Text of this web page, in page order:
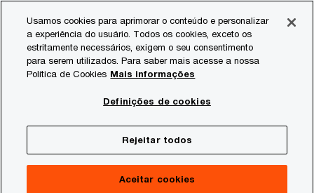
content
footer
Consultoria Tributária
Abordagem holística de gestão de riscos para
extrair valor
Usamos cookies para aprimorar o conteúdo e personalizar
a experiência do usuário. Todos os cookies, exceto os
estritamente necessários, exigem o seu consentimento
para serem utilizados. Para saber mais acesse a nossa
Política de Cookies Mais informações
Definições de cookies
Rejeitar todos
Aceitar cookies